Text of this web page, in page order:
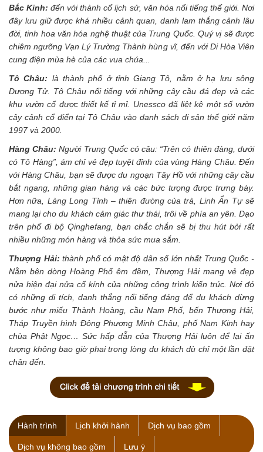
Bắc Kinh: đến với thành cổ lịch sử, văn hóa nổi tiếng thế giới. Nơi
đây lưu giữ được khá nhiều cảnh quan, danh lam thắng cảnh lâu
đời, tinh hoa văn hóa nghệ thuật của Trung Quốc. Quý vị sẽ được
chiêm ngưỡng Vạn Lý Trường Thành hùng vĩ, đến với Di Hòa Viên
cung điện mùa hè của các vua chúa...
Tô Châu: là thành phố ở tỉnh Giang Tô, nằm ở hạ lưu sông
Dương Tử. Tô Châu nổi tiếng với những cây cầu đá đẹp và các
khu vườn cổ được thiết kế tỉ mỉ. Unessco đã liệt kê một số vườn
cây cảnh cổ điển tại Tô Châu vào danh sách di sản thế giới năm
1997 và 2000.
Hàng Châu: Người Trung Quốc có câu: “Trên có thiên đàng, dưới
có Tô Hàng”, ám chỉ vẻ đẹp tuyệt đỉnh của vùng Hàng Châu. Đến
với Hàng Châu, bạn sẽ được du ngoạn Tây Hồ với những cây cầu
bắt ngang, những gian hàng và các bức tượng được trưng bày.
Hơn nữa, Làng Long Tỉnh – thiên đường của trà, Linh Ẩn Tự sẽ
mang lại cho du khách cảm giác thư thái, trôi về phía an yên. Dạo
trên phố đi bộ Qinghefang, bạn chắc chắn sẽ bị thu hút bởi rất
nhiều những món hàng và thỏa sức mua sắm.
Thượng Hải: thành phố có mật độ dân số lớn nhất Trung Quốc -
Nằm bên dòng Hoàng Phố êm đềm, Thượng Hải mang vẻ đẹp
nửa hiện đại nửa cổ kính của những công trình kiến trúc. Nơi đó
có những di tích, danh thắng nổi tiếng đáng để du khách dừng
bước như miếu Thành Hoàng, cầu Nam Phố, bến Thượng Hải,
Tháp Truyền hình Đông Phương Minh Châu, phố Nam Kinh hay
chùa Phật Ngọc… Sức hấp dẫn của Thượng Hải luôn để lại ấn
tượng không bao giờ phai trong lòng du khách dù chỉ một lần đặt
chân đến.
Hành trình Lịch khởi hành Dịch vụ bao gồm
Dịch vụ không bao gồm Lưu ý